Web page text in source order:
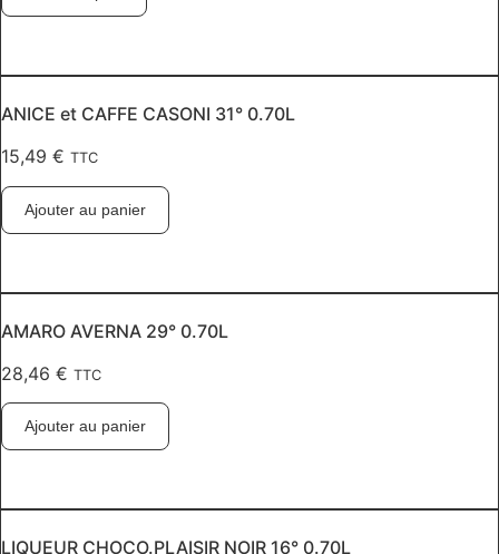
ANICE et CAFFE CASONI 31° 0.70L
15,49 € TTC
Ajouter au panier
AMARO AVERNA 29° 0.70L
28,46 € TTC
Ajouter au panier
LIQUEUR CHOCO.PLAISIR NOIR 16° 0.70L